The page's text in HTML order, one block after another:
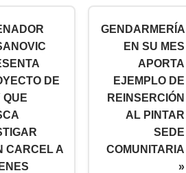
DE
QUE
CARCEL A
GENDARMERÍA
EN SU MES
APORTA
EJEMPLO DE
REINSERCIÓN
AL PINTAR
SEDE
COMUNITARIA
»